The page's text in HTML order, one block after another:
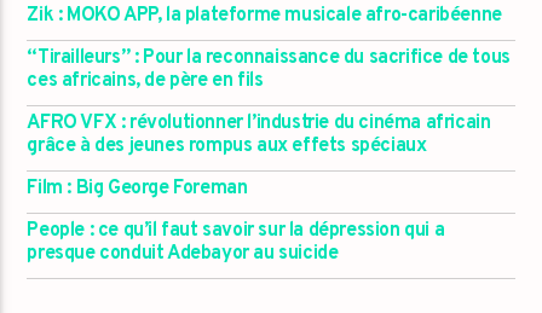
Zik : MOKO APP, la plateforme musicale afro-caribéenne
“Tirailleurs” : Pour la reconnaissance du sacrifice de tous
ces africains, de père en fils
AFRO VFX : révolutionner l’industrie du cinéma africain
grâce à des jeunes rompus aux effets spéciaux
Film : Big George Foreman
People : ce qu’il faut savoir sur la dépression qui a
presque conduit Adebayor au suicide